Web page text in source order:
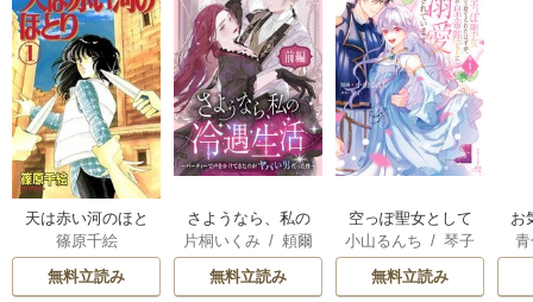
天は赤い河のほと
り
篠原千絵
無料立読み
さようなら、私の
冷遇生活 ～パーテ
ィーで声をかけて
きたのがヤバい男
片桐いくみ / 頼爾
無料立読み
空っぽ聖女として
捨てられたはず
が、嫁ぎ先の皇帝
陛下に溺愛されて
小山るんち /琴子
無料立読み
お